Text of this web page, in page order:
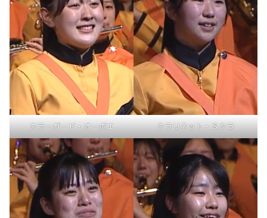
カラーガード・オーボエ クラリネット・Ｓクラ